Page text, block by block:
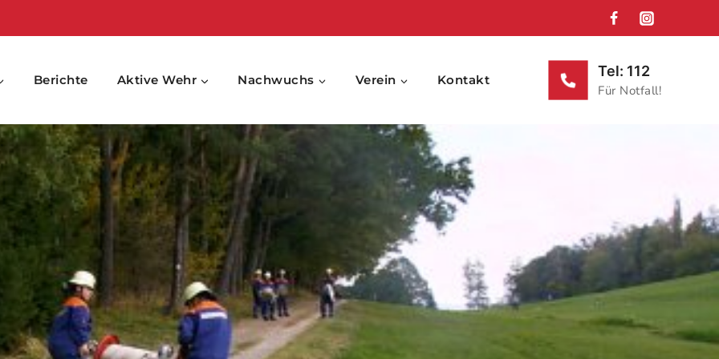
Berichte Aktive Wehr Nachwuchs Verein Kontakt
Tel: 112
Für Notfall!